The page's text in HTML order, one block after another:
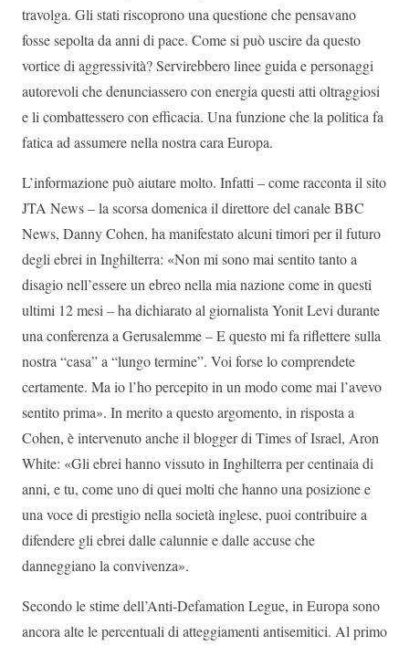
travolga. Gli stati riscoprono una questione che pensavano
fosse sepolta da anni di pace. Come si può uscire da questo
vortice di aggressività? Servirebbero linee guida e personaggi
autorevoli che denunciassero con energia questi atti oltraggiosi
e li combattessero con efficacia. Una funzione che la politica fa
fatica ad assumere nella nostra cara Europa.
L’informazione può aiutare molto. Infatti – come racconta il sito
JTA News – la scorsa domenica il direttore del canale BBC
News, Danny Cohen, ha manifestato alcuni timori per il futuro
degli ebrei in Inghilterra: «Non mi sono mai sentito tanto a
disagio nell’essere un ebreo nella mia nazione come in questi
ultimi 12 mesi – ha dichiarato al giornalista Yonit Levi durante
una conferenza a Gerusalemme – E questo mi fa riflettere sulla
nostra “casa” a “lungo termine”. Voi forse lo comprendete
certamente. Ma io l’ho percepito in un modo come mai l’avevo
sentito prima». In merito a questo argomento, in risposta a
Cohen, è intervenuto anche il blogger di Times of Israel, Aron
White: «Gli ebrei hanno vissuto in Inghilterra per centinaia di
anni, e tu, come uno di quei molti che hanno una posizione e
una voce di prestigio nella società inglese, puoi contribuire a
difendere gli ebrei dalle calunnie e dalle accuse che
danneggiano la convivenza».
Secondo le stime dell’Anti-Defamation Legue, in Europa sono
ancora alte le percentuali di atteggiamenti antisemitici. Al primo